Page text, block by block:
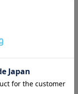
47 26
49 26